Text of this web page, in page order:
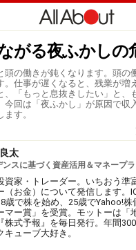
がる夜ふかしの
頭の働きが鈍くなります。頭の
。仕事が遅くなると、残業が増
、「もっと息抜きしたい」と、
今回は「夜ふかし」が原因で収
す。
太
ンスに基づく資産活用＆マネープ
資家・トレーダー。いちおう準
（お金）について発信します。
歳で株を始め、25歳でYahoo!
マー賞」を受賞。モットーは「
株式予報』を毎日発行。年間
キューブ大好き。